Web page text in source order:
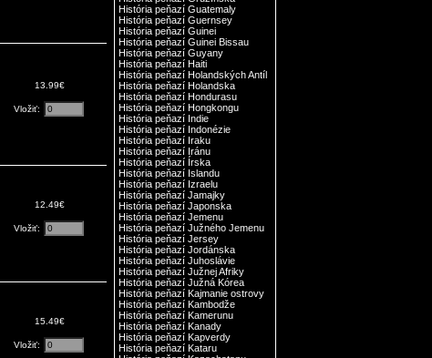
13.99€
Vložiť:
12.49€
Vložiť:
15.49€
Vložiť:
História peňazí Guatemaly
História peňazí Guernsey
História peňazí Guinei
História peňazí Guinei Bissau
História peňazí Guyany
História peňazí Haiti
História peňazí Holandských Antíl
História peňazí Holandska
História peňazí Hondurasu
História peňazí Hongkongu
História peňazí Indie
História peňazí Indonézie
História peňazí Iraku
História peňazí Iránu
História peňazí Írska
História peňazí Islandu
História peňazí Izraelu
História peňazí Jamajky
História peňazí Japonska
História peňazí Jemenu
História peňazí Južného Jemenu
História peňazí Jersey
História peňazí Jordánska
História peňazí Juhoslávie
História peňazí Južnej Afriky
História peňazí Južná Kórea
História peňazí Kajmanie ostrovy
História peňazí Kambodže
História peňazí Kamerunu
História peňazí Kanady
História peňazí Kapverdy
História peňazí Kataru